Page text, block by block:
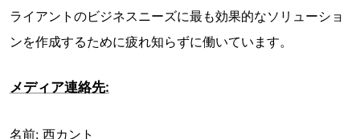
ライアントのビジネスニーズに最も効果的なソリューショ
ンを作成するために疲れ知らずに働いています。
メディア連絡先:
名前: 西カント